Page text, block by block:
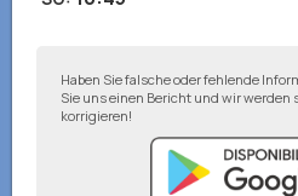
Haben Sie falsche oder fehlende
Sie uns einen Bericht und wir werden
korrigieren!